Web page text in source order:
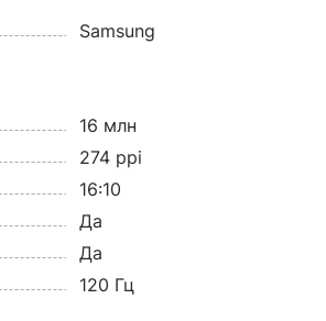
Samsung
16 млн
274 ppi
16:10
Да
Да
120 Гц